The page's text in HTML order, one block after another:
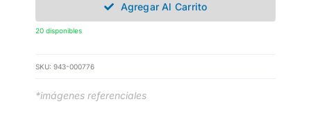
Agregar Al Carrito
20 disponibles
SKU: 943-000776
*imágenes referenciales